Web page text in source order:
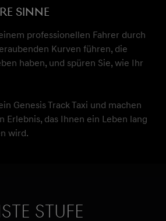
SINNE
professionellen Fahrer durch
Kurven führen, die
haben, und spüren Sie, wie Ihr
Genesis Track Taxi und machen
Erlebnis, das Ihnen ein Leben lang
wird.
STUFE